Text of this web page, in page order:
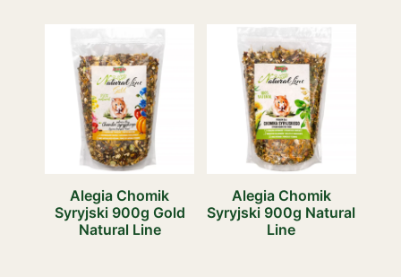
Alegia Chomik
Syryjski 900g Gold
Natural Line
Alegia Chomik
Syryjski 900g Natural
Line